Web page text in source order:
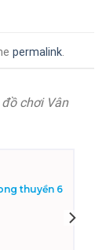
permalink.
chơi Vân
thuyền 6